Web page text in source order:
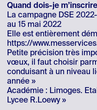
Quand dois-je
La campagne DSE
au 15 mai 2022
Elle est entièrement
https://
Petite précision très
vœux, il faut choisir
conduisant à un niveau
année »
Académie : Limoges.
Lycee R.Loewy »